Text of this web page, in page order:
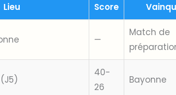
Lieu Score
—
Match de
40-
26
Bayonne